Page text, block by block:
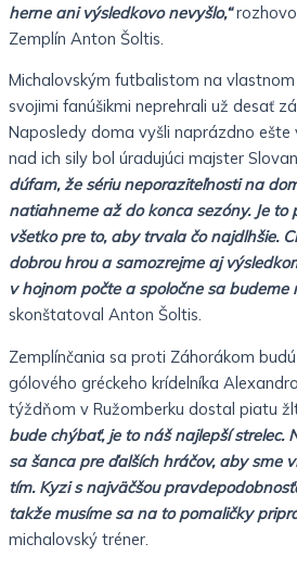
herne ani výsledkovo nevyšlo,“
Zemplín Anton Šoltis.
Michalovským futbalistom na vlastnom
svojimi fanúšikmi neprehrali už desať
Naposledy doma vyšli naprázdno
nad ich sily bol úradujúci majster
dúfam, že sériu neporaziteľnosti na
natiahneme až do konca sezóny. Je to
všetko pre to, aby trvala čo najdlhšie.
dobrou hrou a samozrejme aj
v hojnom počte a spoločne sa budeme
skonštatoval Anton Šoltis.
Zemplínčania sa proti Záhorákom
gólového gréckeho krídelníka
týždňom v Ružomberku dostal piatu
bude chýbať, je to náš najlepší strelec.
sa šanca pre ďalších hráčov, aby sme
tím. Kyzi s najväčšou
takže musíme sa na to pomaličky
michalovský tréner.